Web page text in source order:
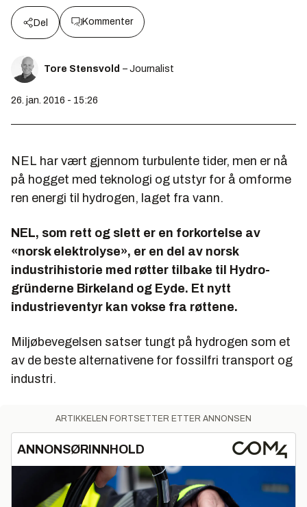
Del Kommenter
Tore Stensvold – Journalist
26. jan. 2016 - 15:26
NEL har vært gjennom turbulente tider, men er nå
på hogget med teknologi og utstyr for å omforme
ren energi til hydrogen, laget fra vann.
NEL, som rett og slett er en forkortelse av
«norsk elektrolyse», er en del av norsk
industrihistorie med røtter tilbake til Hydro-
gründerne Birkeland og Eyde. Et nytt
industrieventyr kan vokse fra røttene.
Miljøbevegelsen satser tungt på hydrogen som et
av de beste alternativene for fossilfri transport og
industri.
ARTIKKELEN FORTSETTER ETTER ANNONSEN
ANNONSØRINNHOLD